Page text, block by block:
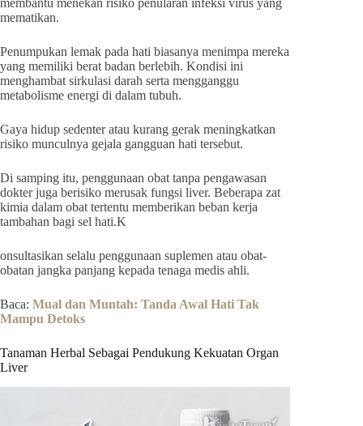
mematikan.
Penumpukan lemak pada hati biasanya menimpa mereka
yang memiliki berat badan berlebih. Kondisi ini
menghambat sirkulasi darah serta mengganggu
metabolisme energi di dalam tubuh.
Gaya hidup sedenter atau kurang gerak meningkatkan
risiko munculnya gejala gangguan hati tersebut.
Di samping itu, penggunaan obat tanpa pengawasan
dokter juga berisiko merusak fungsi liver. Beberapa zat
kimia dalam obat tertentu memberikan beban kerja
tambahan bagi sel hati.K
onsultasikan selalu penggunaan suplemen atau obat-
obatan jangka panjang kepada tenaga medis ahli.
Baca: Mual dan Muntah: Tanda Awal Hati Tak
Mampu Detoks
Tanaman Herbal Sebagai Pendukung Kekuatan Organ
Liver